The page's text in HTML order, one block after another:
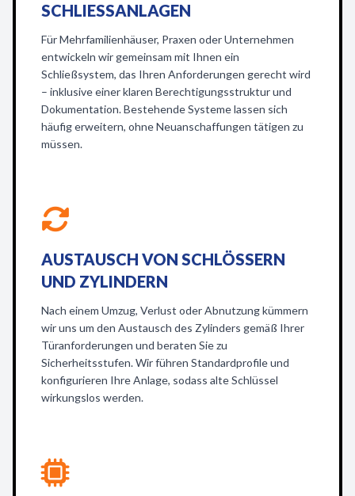
SCHLIESSANLAGEN
Für Mehrfamilienhäuser, Praxen oder Unternehmen
entwickeln wir gemeinsam mit Ihnen ein
Schließsystem, das Ihren Anforderungen gerecht wird
– inklusive einer klaren Berechtigungsstruktur und
Dokumentation. Bestehende Systeme lassen sich
häufig erweitern, ohne Neuanschaffungen tätigen zu
müssen.
AUSTAUSCH VON SCHLÖSSERN
UND ZYLINDERN
Nach einem Umzug, Verlust oder Abnutzung kümmern
wir uns um den Austausch des Zylinders gemäß Ihrer
Türanforderungen und beraten Sie zu
Sicherheitsstufen. Wir führen Standardprofile und
konfigurieren Ihre Anlage, sodass alte Schlüssel
wirkungslos werden.